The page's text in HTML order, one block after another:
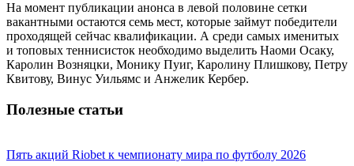
На момент публикации анонса в левой половине сетки
вакантными остаются семь мест, которые займут победители
проходящей сейчас квалификации. А среди самых именитых
и топовых теннисисток необходимо выделить Наоми Осаку,
Каролин Возняцки, Монику Пуиг, Каролину Плишкову, Петру
Квитову, Винус Уильямс и Анжелик Кербер.
Полезные статьи
Пять акций Riobet к чемпионату мира по футболу 2026